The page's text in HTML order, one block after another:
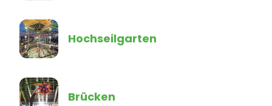
Hochseilgarten
Brücken